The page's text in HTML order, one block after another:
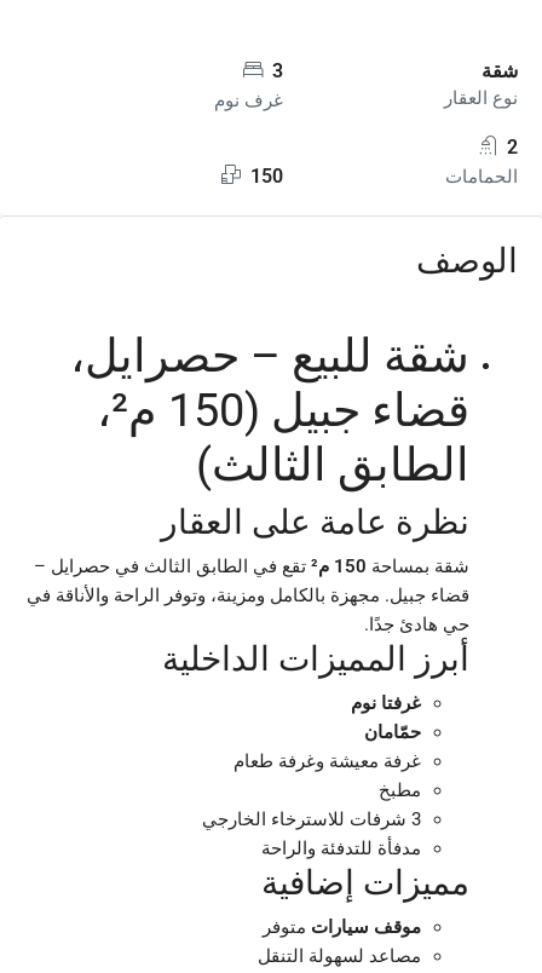
شقة
نوع العقار
3
غرف نوم
2
الحمامات 150
الوصف
شقة للبيع – حصرايل،
قضاء جبيل (150 م²،
الطابق الثالث)
نظرة عامة على العقار
شقة بمساحة 150 م²
تقع في الطابق الثالث في حصرايل –
قضاء جبيل. مجهزة بالكامل ومزينة، وتوفر الراحة والأناقة في
حي هادئ جدًا.
أبرز المميزات الداخلية
غرفتا نوم
حمّامان
غرفة معيشة وغرفة طعام
مطبخ
3 شرفات للاسترخاء الخارجي
مدفأة للتدفئة والراحة
مميزات إضافية
موقف سيارات متوفر
مصاعد لسهولة التنقل